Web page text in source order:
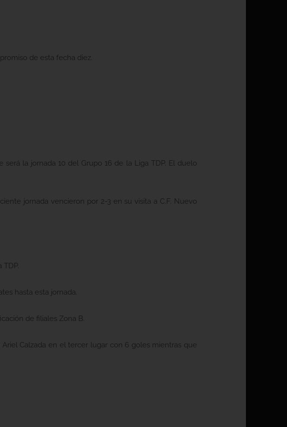
de esta fecha diez.
la jornada 10 del Grupo 16 de la Liga TDP. El duelo
jornada vencieron por 2-3 en su visita a C.F. Nuevo
hasta esta jornada.
de filiales Zona B.
Calzada en el tercer lugar con 6 goles mientras que